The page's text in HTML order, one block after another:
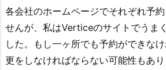
各会社のホームページでそれぞれ予
せんが、私はVerticeのサイトでうま
した。もし一ヶ所でも予約ができな
更をしなければならない可能性もあ